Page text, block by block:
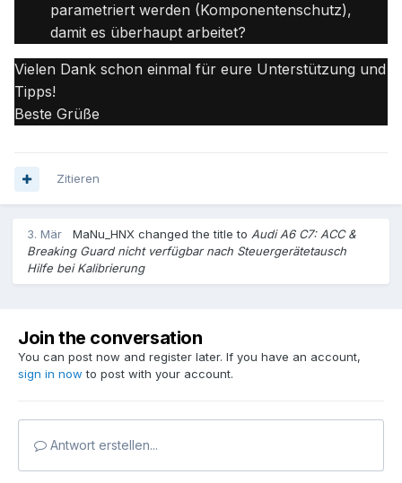
parametriert werden (Komponentenschutz),
damit es überhaupt arbeitet?
Vielen Dank schon einmal für eure Unterstützung und
Tipps!
Beste Grüße
Zitieren
3. Mär MaNu_HNX changed the title to Audi A6 C7: ACC &
Breaking Guard nicht verfügbar nach Steuergerätetausch
Hilfe bei Kalibrierung
Join the conversation
You can post now and register later. If you have an account,
sign in now to post with your account.
Antwort erstellen...